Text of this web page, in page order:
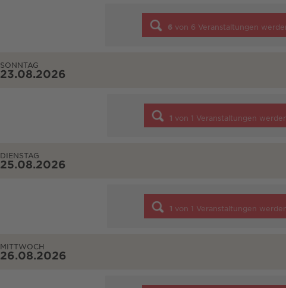
6 von 6 Veranstaltungen
SONNTAG
23.08.2026
1 von 1 Veranstaltungen
DIENSTAG
25.08.2026
1 von 1 Veranstaltungen
MITTWOCH
26.08.2026